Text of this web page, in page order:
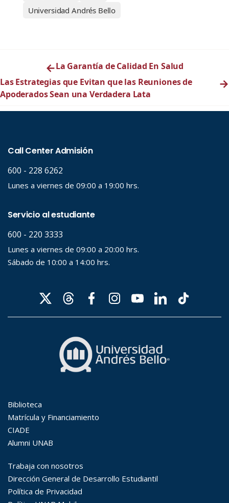
Universidad Andrés Bello
←La Garantía de Calidad En Salud
Las Estrategias que Evitan que las Reuniones de
Apoderados Sean una Verdadera Lata
→